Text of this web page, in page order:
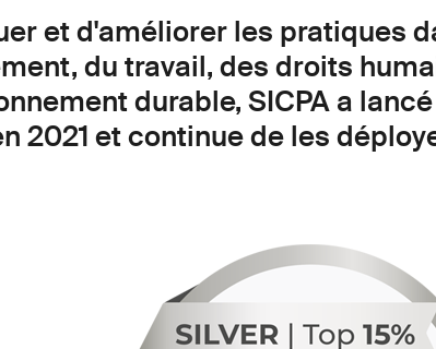
et d'améliorer les pratiques
du travail, des droits
durable, SICPA a
2021 et continue de les